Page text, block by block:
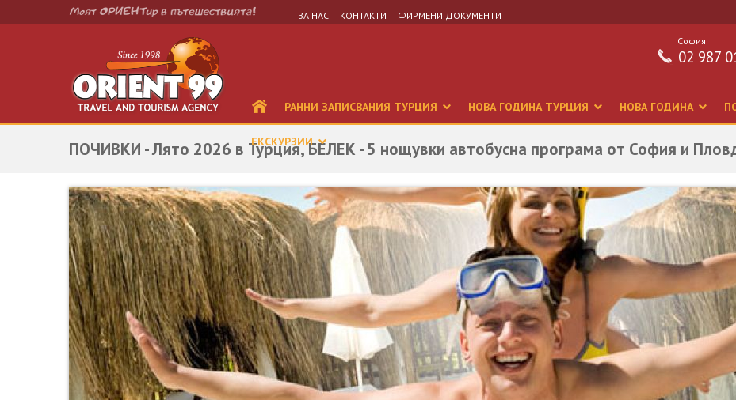
ЗА НАС КОНТАКТИ ФИРМЕНИ ДОКУМЕНТИ
София
02 987
РАННИ ЗАПИСВАНИЯ ТУРЦИЯ НОВА ГОДИНА ТУРЦИЯ НОВА ГОДИНА
ЕКСКУРЗИИ
ПОЧИВКИ - Лято 2026 в Турция, БЕЛЕК - 5 нощувки автобусна програма от София и